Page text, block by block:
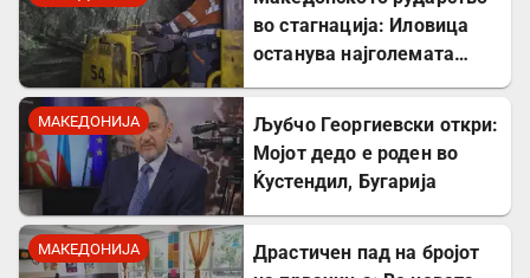
во стагнација: Иловица
останува најголемата
МАКЕДОНИЈА
Љубчо Георгиевски откри:
Мојот дедо е роден во
Ќустендил, Бугарија
МАКЕДОНИЈА
Драстичен пад на бројот